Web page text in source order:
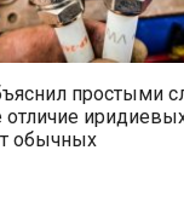
простыми
отличие
обычных